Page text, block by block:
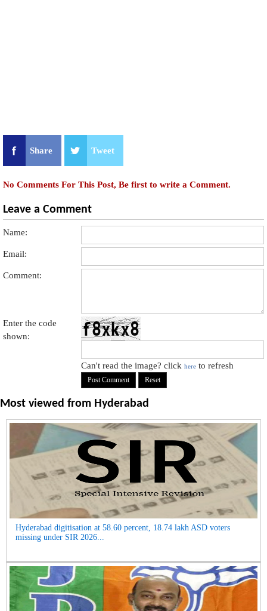
Share Tweet
No Comments For This Post, Be first to write a Comment.
Leave a Comment
Name:
Email:
Comment:
Enter the code
shown:
Can't read the image? clickhere to refresh
Most viewed from Hyderabad
Hyderabad digitisation at 58.60 percent, 18.74 lakh ASD voters
missing under SIR 2026...